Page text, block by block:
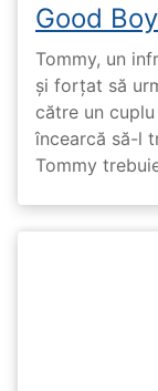
Good
Tommy, un
și forțat să
către un
încearcă să-l
Tommy